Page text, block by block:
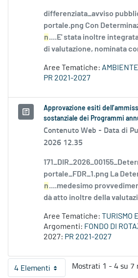
differenziata_avviso
portale.png Con
n....E' stata inoltre
di valutazione, nominata
Aree Tematiche: AMBIENTE
PR 2021-2027
Approvazione esiti
sostanziale dei Programmi
Contenuto Web - Data di
2026 12.35
portale_FDR_1.png La
n....medesimo
dà atto inoltre della
Aree Tematiche: TURISMO
Argomenti: FONDO DI
2027: PR 2021-2027
4 ElementiPer pagina
Mostrati 1 - 4 su 7